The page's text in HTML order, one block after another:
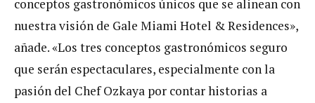
conceptos gastronómicos únicos que se alinean con
nuestra visión de Gale Miami Hotel & Residences»,
añade. «Los tres conceptos gastronómicos seguro
que serán espectaculares, especialmente con la
pasión del Chef Ozkaya por contar historias a